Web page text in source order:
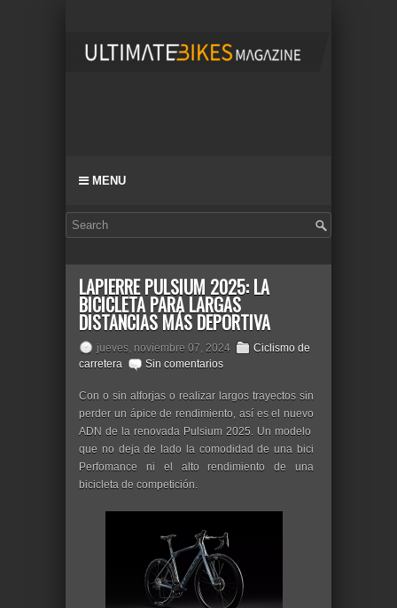
MENU
LAPIERRE PULSIUM 2025: LA
BICICLETA PARA LARGAS
DISTANCIAS MÁS DEPORTIVA
jueves, noviembre 07, 2024
Ciclismo de
carretera
Sin comentarios
Con o sin alforjas o realizar largos trayectos sin
perder un ápice de rendimiento, así es el nuevo
ADN de la renovada Pulsium 2025. Un modelo
que no deja de lado la comodidad de una bici
Perfomance ni el alto rendimiento de una
bicicleta de competición.